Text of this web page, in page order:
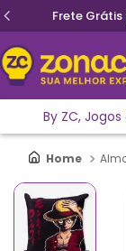
Frete
By ZC,